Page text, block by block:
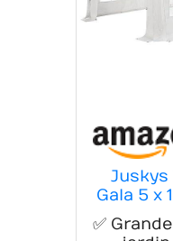
Gala 5 x
parois
✅